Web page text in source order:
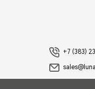
+7 (383)